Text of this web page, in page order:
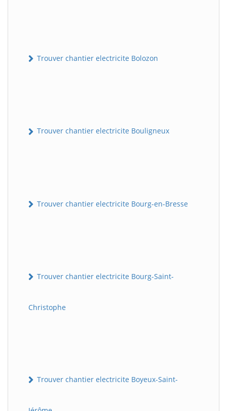
Trouver chantier electricite Bolozon
Trouver chantier electricite Bouligneux
Trouver chantier electricite Bourg-en-Bresse
Trouver chantier electricite Bourg-Saint-
Christophe
Trouver chantier electricite Boyeux-Saint-